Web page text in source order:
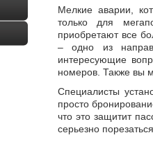
Мелкие аварии,
только для
приобретают все
– одно из
интересующие
номеров. Также вы
Специалисты
просто
что это защитит
серьезно